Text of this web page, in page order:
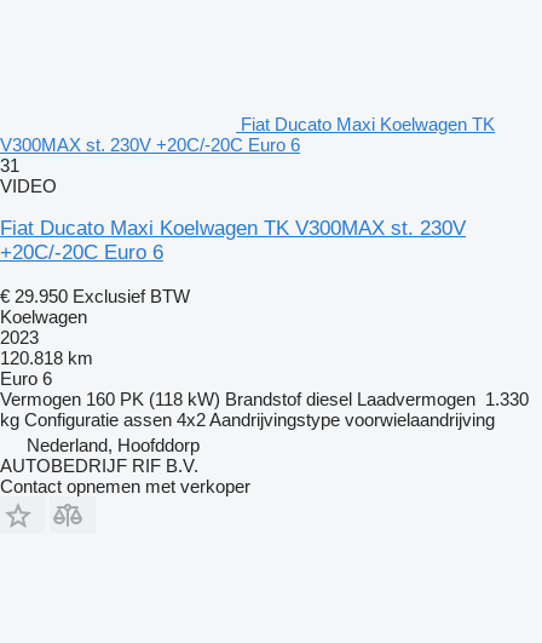
Fiat Ducato Maxi Koelwagen TK
V300MAX st. 230V +20C/-20C Euro 6
31
VIDEO
Fiat Ducato Maxi Koelwagen TK V300MAX st. 230V
+20C/-20C Euro 6
€ 29.950 Exclusief BTW
Koelwagen
2023
120.818 km
Euro 6
Vermogen 160 PK (118 kW) Brandstof diesel Laadvermogen 1.330
kg Configuratie assen 4x2Aandrijvingstype voorwielaandrijving
Nederland, Hoofddorp
AUTOBEDRIJF RIF B.V.
Contact opnemen met verkoper